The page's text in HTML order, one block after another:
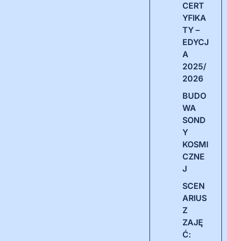
CERT
YFIKA
TY –
EDYCJ
A
2025/
2026
BUDO
WA
SOND
Y
KOSMI
CZNE
J
SCEN
ARIUS
Z
ZAJĘ
Ć: